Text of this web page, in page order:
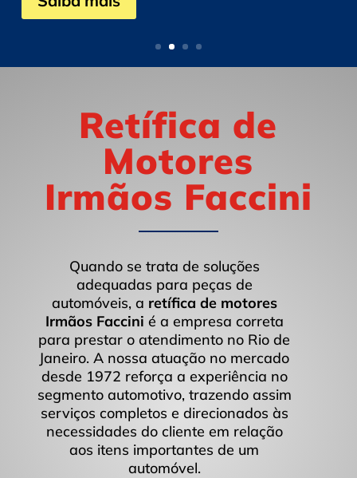
Retífica de
Motores
Irmãos Faccini
Quando se trata de soluções
adequadas para peças de
automóveis, a retífica de motores
Irmãos Faccini é a empresa correta
para prestar o atendimento no Rio de
Janeiro. A nossa atuação no mercado
desde 1972 reforça a experiência no
segmento automotivo, trazendo assim
serviços completos e direcionados às
necessidades do cliente em relação
aos itens importantes de um
automóvel.